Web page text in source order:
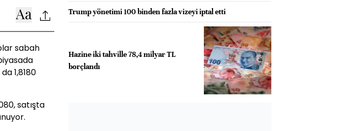
sabah
1,8180
satışta
Trump yönetimi 100 binden fazla vizeyi iptal etti
Hazine iki tahville 78,4 milyar TL
borçlandı